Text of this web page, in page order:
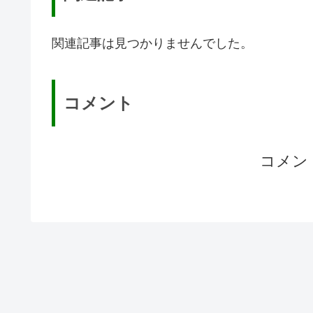
関連記事は見つかりませんでした。
コメント
コメン